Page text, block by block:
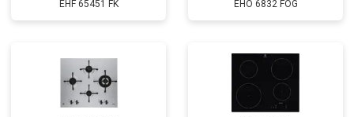
EHF 65451 FK EHO 6832 FOG